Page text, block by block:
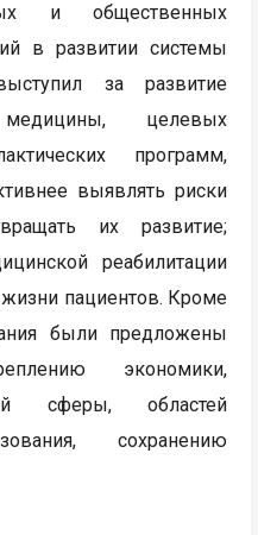
и общественных
в развитии системы
за развитие
медицины, целевых
программ,
выявлять риски
их развитие;
реабилитации
пациентов. Кроме
были предложены
экономики,
сферы, областей
сохранению